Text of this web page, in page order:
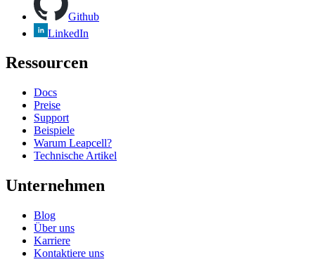
Github
LinkedIn
Ressourcen
Docs
Preise
Support
Beispiele
Warum Leapcell?
Technische Artikel
Unternehmen
Blog
Über uns
Karriere
Kontaktiere uns